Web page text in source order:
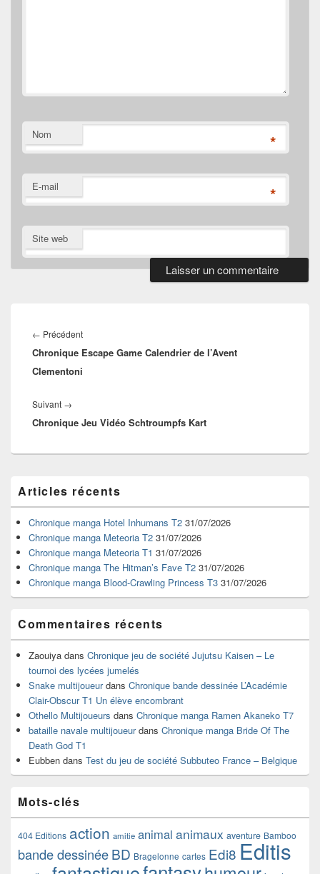
Nom *
E-mail *
Site web
de
l’article
← PrécédentArticle
précédent :
Chronique Escape Game Calendrier de l’Avent
Clementoni
Suivant →
suivant :
Chronique Jeu Vidéo Schtroumpfs Kart
principale
de
widget
pour
barre
latérale
Articles récents
Chronique manga Hotel Inhumans T2 31/07/2026
Chronique manga Meteoria T2 31/07/2026
Chronique manga Meteoria T1 31/07/2026
Chronique manga The Hitman’s Fave T2 31/07/2026
Chronique manga Blood-Crawling Princess T3 31/07/2026
Commentaires récents
Zaouiya dans Chronique jeu de société Jujutsu Kaisen – Le
tournoi des lycées jumelés
Snake multijoueurdans Chronique bande dessinée L’Académie
Clair-Obscur T1 Un élève encombrant
Othello Multijoueurs dans Chronique manga Ramen Akaneko T7
bataille navale multijoueurdans Chronique manga Bride Of The
Death God T1
Eubben dans Test du jeu de société Subbuteo France – Belgique
Mots-clés
404 Editions action amitie animal animaux aventure Bamboo
bande dessinéeBD Bragelonne cartes Edi8 Editis